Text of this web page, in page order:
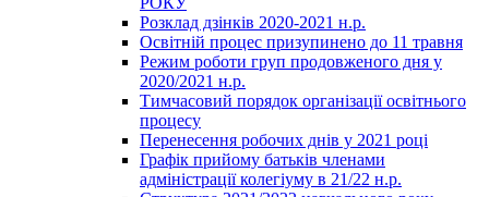
Розклад дзінків 2020-2021 н.р.
Освітній процес призупинено до 11 травня
Режим роботи груп продовженого дня у
2020/2021 н.р.
Тимчасовий порядок організації освітнього
процесу
Перенесення робочих днів у 2021 році
Графік прийому батьків членами
адміністрації колегіуму в 21/22 н.р.